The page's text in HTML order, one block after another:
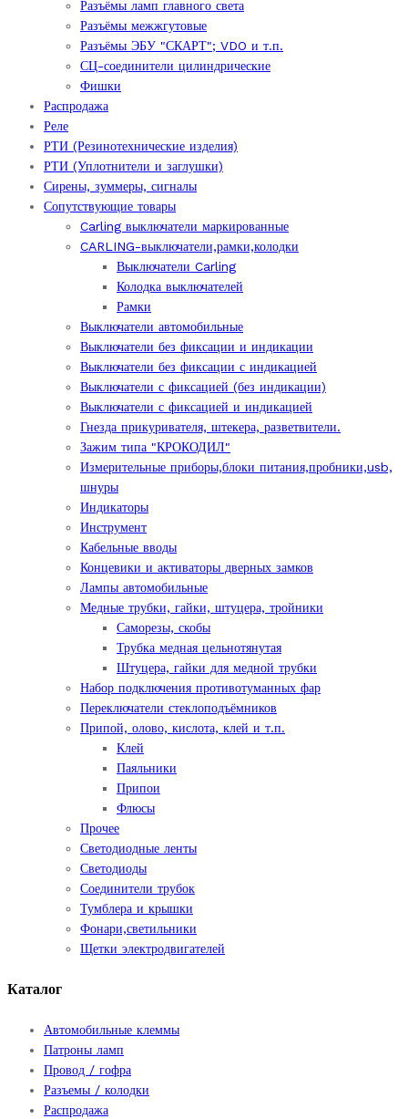
Разъёмы ламп главного света
Разъёмы межжгутовые
Разъёмы ЭБУ "СКАРТ"; VDO и т.п.
СЦ-соединители цилиндрические
Фишки
Распродажа
Реле
РТИ (Резинотехнические изделия)
РТИ (Уплотнители и заглушки)
Сирены, зуммеры, сигналы
Сопутствующие товары
Carling выключатели маркированные
CARLING-выключатели,рамки,колодки
Выключатели Carling
Колодка выключателей
Рамки
Выключатели автомобильные
Выключатели без фиксации и индикации
Выключатели без фиксации с индикацией
Выключатели с фиксацией (без индикации)
Выключатели с фиксацией и индикацией
Гнезда прикуривателя, штекера, разветвители.
Зажим типа "КРОКОДИЛ"
Измерительные приборы,блоки питания,пробники,usb,
шнуры
Индикаторы
Инструмент
Кабельные вводы
Концевики и активаторы дверных замков
Лампы автомобильные
Медные трубки, гайки, штуцера, тройники
Саморезы, скобы
Трубка медная цельнотянутая
Штуцера, гайки для медной трубки
Набор подключения противотуманных фар
Переключатели стеклоподъёмников
Припой, олово, кислота, клей и т.п.
Клей
Паяльники
Припои
Флюсы
Прочее
Светодиодные ленты
Светодиоды
Соединители трубок
Тумблера и крышки
Фонари,светильники
Щетки электродвигателей
Каталог
Автомобильные клеммы
Патроны ламп
Провод / гофра
Разъемы / колодки
Распродажа